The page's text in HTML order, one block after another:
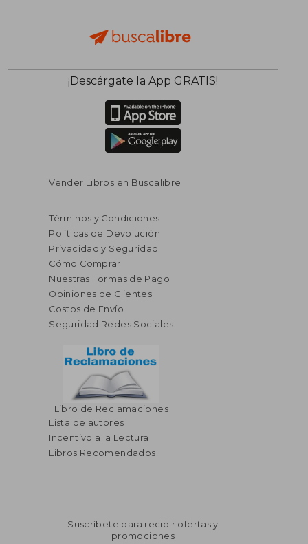
¡Descárgate la App GRATIS!
Vender Libros en Buscalibre
Términos y Condiciones
Políticas de Devolución
Privacidad y Seguridad
Cómo Comprar
Nuestras Formas de Pago
Opiniones de Clientes
Costos de Envío
Seguridad Redes Sociales
Libro de Reclamaciones
Lista de autores
Incentivo a la Lectura
Libros Recomendados
Suscríbete para recibir ofertas y
promociones